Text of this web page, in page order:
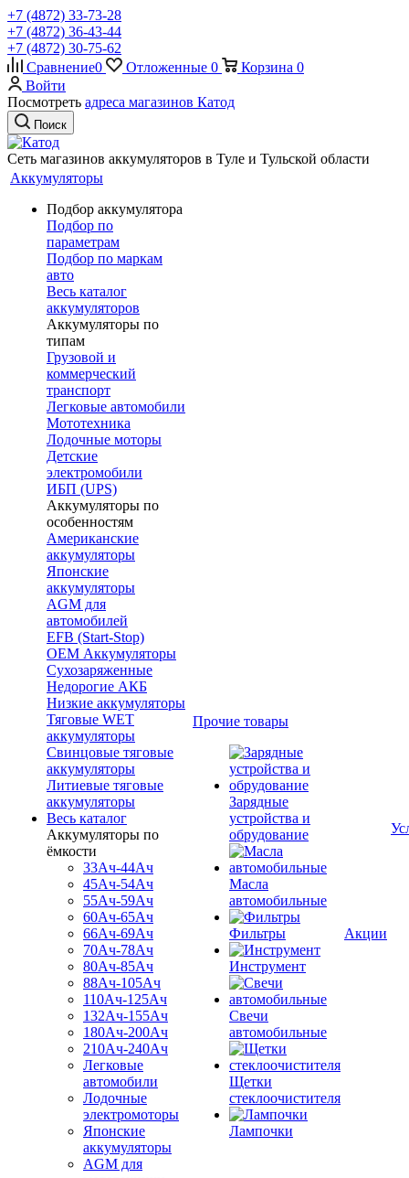
+7 (4872) 33-73-28
+7 (4872) 36-43-44
+7 (4872) 30-75-62
Сравнение0 Отложенные 0 Корзина 0
Войти
Посмотреть адреса магазинов Катод
Поиск
Сеть магазинов аккумуляторов в Туле и Тульской области
Аккумуляторы
Подбор аккумулятора
Подбор по
параметрам
Подбор по маркам
авто
Весь каталог
аккумуляторов
Аккумуляторы по
типам
Грузовой и
коммерческий
транспорт
Легковые автомобили
Мототехника
Лодочные моторы
Детские
электромобили
ИБП (UPS)
Аккумуляторы по
особенностям
Американские
аккумуляторы
Японские
аккумуляторы
AGM для
автомобилей
EFB (Start-Stop)
OEM Аккумуляторы
Сухозаряженные
Недорогие АКБ
Низкие аккумуляторы
Тяговые WET
аккумуляторы
Свинцовые тяговые
аккумуляторы
Литиевые тяговые
аккумуляторы
Весь каталог
Аккумуляторы по
ёмкости
33Ач-44Ач
45Ач-54Ач
55Ач-59Ач
60Ач-65Ач
66Ач-69Ач
70Ач-78Ач
80Ач-85Ач
88Ач-105Ач
110Ач-125Ач
132Ач-155Ач
180Ач-200Ач
210Ач-240Ач
Легковые
автомобили
Лодочные
электромоторы
Японские
аккумуляторы
AGM для
Прочие товары
Зарядные
устройства и
обрудование
Масла
автомобильные
Фильтры
Инструмент
Свечи
автомобильные
Щетки
стеклоочистителя
Лампочки
Акции